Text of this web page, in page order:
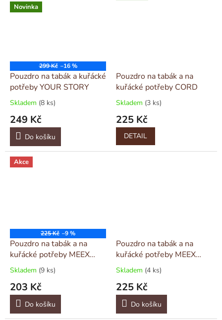
Novinka
299 Kč –16 %
Pouzdro na tabák a kuřácké
potřeby YOUR STORY
Skladem (8 ks)
249 Kč
Do košíku
Pouzdro na tabák a na
kuřácké potřeby CORD
Skladem (3 ks)
225 Kč
DETAIL
Akce
225 Kč –9 %
Pouzdro na tabák a na
kuřácké potřeby MEEX
malé béžové
Skladem (9 ks)
203 Kč
Do košíku
Pouzdro na tabák a na
kuřácké potřeby MEEX
malé hnědé
Skladem (4 ks)
225 Kč
Do košíku